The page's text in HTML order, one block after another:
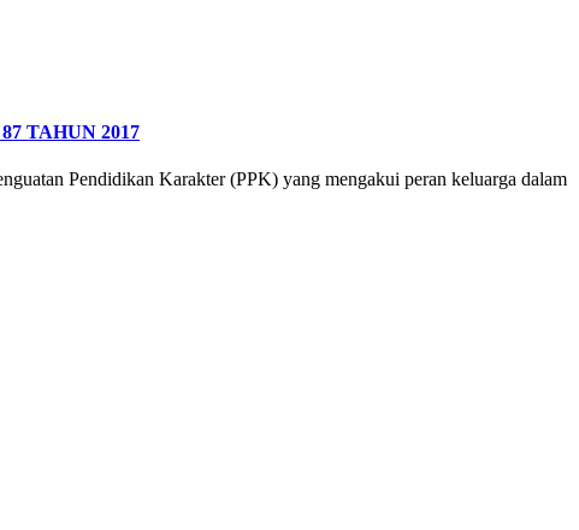
TAHUN 2017
Pendidikan Karakter (PPK) yang mengakui peran keluarga dalam